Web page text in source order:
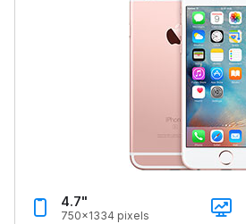
4.7"
750x1334 pixels